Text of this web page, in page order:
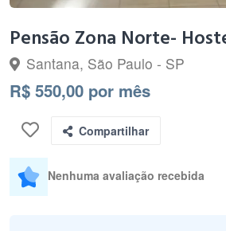
Pensão Zona Norte-
Santana, São Paulo - SP
R$ 550,00 por mês
Compartilhar
Nenhuma avaliação recebida